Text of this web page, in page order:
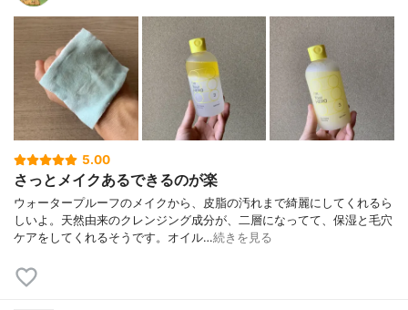
5.00
さっとメイクあるできるのが楽
ウォータープルーフのメイクから、皮脂の汚れまで綺麗にしてくれるら
しいよ。天然由来のクレンジング成分が、二層になってて、保湿と毛穴
ケアをしてくれるそうです。オイル…続きを見る